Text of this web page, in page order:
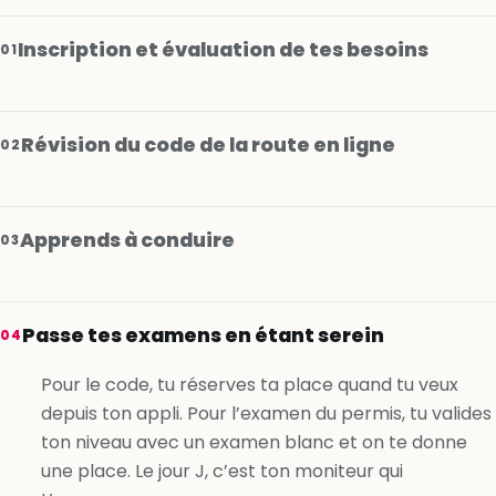
01Inscription et évaluation de tes besoins
02Révision du code de la route en ligne
03Apprends à conduire
Je m’inscris gratuitement
04Passe tes examens en étant serein
Pour le code, tu réserves ta place quand tu veux
depuis ton appli. Pour l’examen du permis, tu valides
ton niveau avec un examen blanc et on te donne
une place. Le jour J, c’est ton moniteur qui